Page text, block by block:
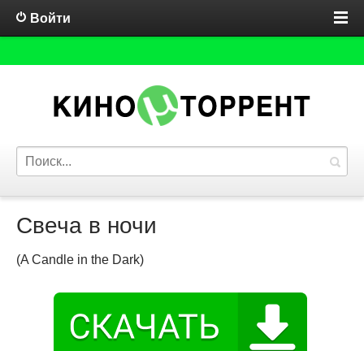
Войти
Свеча в ночи
(A Candle in the Dark)